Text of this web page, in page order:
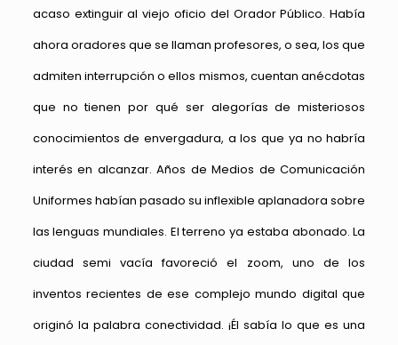
acaso extinguir al viejo oficio del Orador Público. Había
ahora oradores que se llaman profesores, o sea, los que
admiten interrupción o ellos mismos, cuentan anécdotas
que no tienen por qué ser alegorías de misteriosos
conocimientos de envergadura, a los que ya no habría
interés en alcanzar. Años de Medios de Comunicación
Uniformes habían pasado su inflexible aplanadora sobre
las lenguas mundiales. El terreno ya estaba abonado. La
ciudad semi vacía favoreció el zoom, uno de los
inventos recientes de ese complejo mundo digital que
originó la palabra conectividad. ¡Él sabía lo que es una